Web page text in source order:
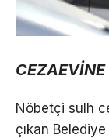
CEZAEVİNE
Nöbetçi sulh
çıkan